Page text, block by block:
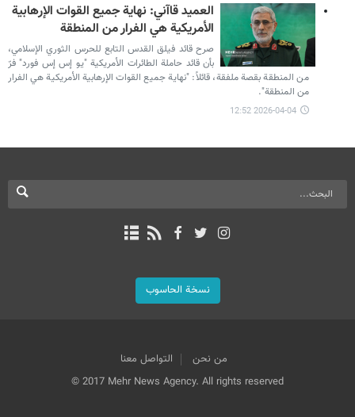
العميد قاآني: نهاية جميع القوات الإرهابية
الأمريكية هي الفرار من المنطقة
صرح قائد فيلق القدس التابع للحرس الثوري الإسلامي،
بأن قائد حاملة الطائرات الأمريكية "يو إس إس فورد" فرّ
من المنطقة بقصة ملفقة، قائلاً: "نهاية جميع القوات الإرهابية الأمريكية هي الفرار
من المنطقة".
2026-04-04 12:52
نسخة الحاسوب
من نحن
التواصل معنا
© 2017 Mehr News Agency. All rights reserved